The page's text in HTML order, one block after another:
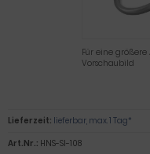
Für eine
Vorschaubild
Lieferzeit: lieferbar, max. 1 Tag*
Art.Nr.: HNS-SI-108